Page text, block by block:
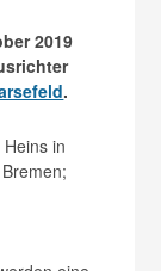
2019
.
in